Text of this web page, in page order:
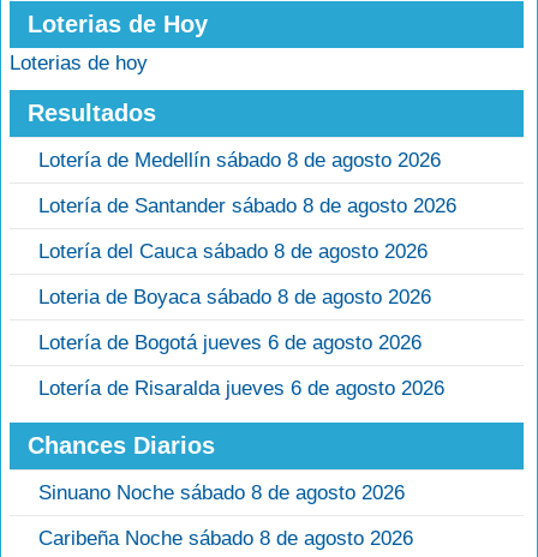
Loterias de Hoy
Loterias de hoy
Resultados
Lotería de Medellín sábado 8 de agosto 2026
Lotería de Santander sábado 8 de agosto 2026
Lotería del Cauca sábado 8 de agosto 2026
Loteria de Boyaca sábado 8 de agosto 2026
Lotería de Bogotá jueves 6 de agosto 2026
Lotería de Risaralda jueves 6 de agosto 2026
Chances Diarios
Sinuano Noche sábado 8 de agosto 2026
Caribeña Noche sábado 8 de agosto 2026